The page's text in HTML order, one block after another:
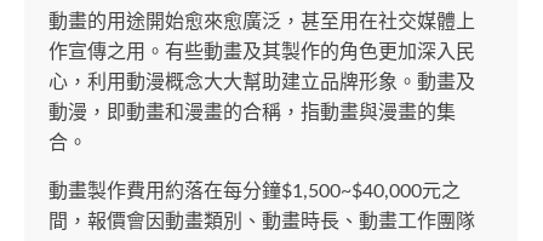
動畫的用途開始愈來愈廣泛，甚至用在社交媒體上
作宣傳之用。有些動畫及其製作的角色更加深入民
心，利用動漫概念大大幫助建立品牌形象。動畫及
動漫，即動畫和漫畫的合稱，指動畫與漫畫的集
合。
動畫製作費用約落在每分鐘$1,500~$40,000元之
間，報價會因動畫類別、動畫時長、動畫工作團隊